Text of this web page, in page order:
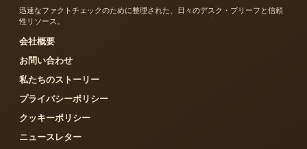
迅速なファクトチェックのために整理された、日々のデスク・ブリーフと信頼
性リソース。
会社概要
お問い合わせ
私たちのストーリー
プライバシーポリシー
クッキーポリシー
ニュースレター